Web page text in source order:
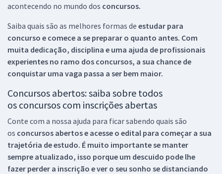
acontecendo no mundo dos concursos.
Saiba quais são as melhores formas de estudar para
concurso e comece a se preparar o quanto antes. Com
muita dedicação, disciplina e uma ajuda de profissionais
experientes no ramo dos concursos, a sua chance de
conquistar uma vaga passa a ser bem maior.
Concursos abertos: saiba sobre todos
os concursos com inscrições abertas
Conte com a nossa ajuda para ficar sabendo quais são
os concursos abertos e acesse o edital para começar a sua
trajetória de estudo. É muito importante se manter
sempre atualizado, isso porque um descuido pode lhe
fazer perder a inscrição e ver o seu sonho se distanciando